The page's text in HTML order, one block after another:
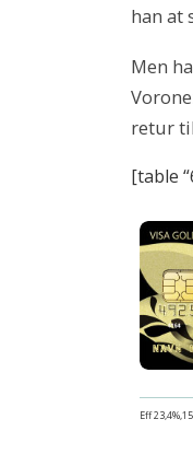
han at
Men
retur
[table
Eff